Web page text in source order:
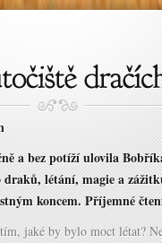
a bez potíží ulovila
draků, létání, magie a
koncem. Příjemné
jaké by bylo moct létat?